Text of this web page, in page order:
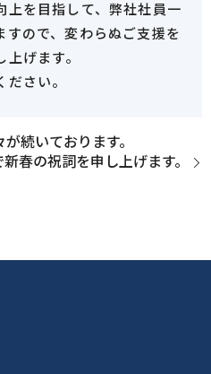
上を目指して、弊社社員一
すので、変わらぬご支援を
げます。
さい。
続いております。
春の祝詞を申し上げます。